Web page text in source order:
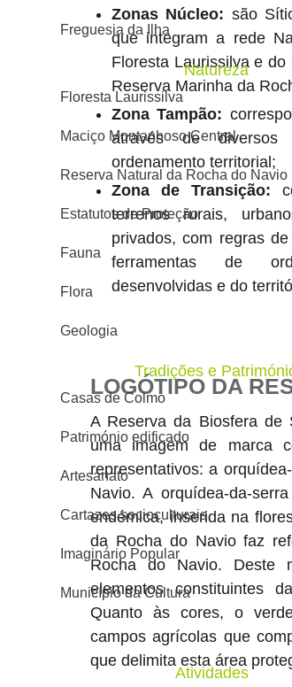
Freguesia da Ilha
Natureza
Floresta Laurissilva
Maciço Montanhoso Central
Reserva Natural da Rocha do Navio
Estatutos de Proteção
Fauna
Flora
Geologia
Tradições e
Casas de Colmo
Património edificado
Artesanato
Cartazes socioculturais
Imaginário Popular
Município da Cultura
Atividades
Zonas Núcleo: são
que integram a rede
Floresta Laurissilva e
Reserva Marinha da
Zona Tampão:
através de
ordenamento territorial;
Zona de Transição:
terrenos rurais,
privados, com regras
ferramentas de
desenvolvidas e do
LOGÓTIPO DA
A Reserva da Biosfera de
uma imagem de marca
representativos: a
Navio. A orquídea-da-
endémica, inserida na
da Rocha do Navio faz
Rocha do Navio. Deste
elementos constituintes
Quanto às cores, o
campos agrícolas que
que delimita esta área